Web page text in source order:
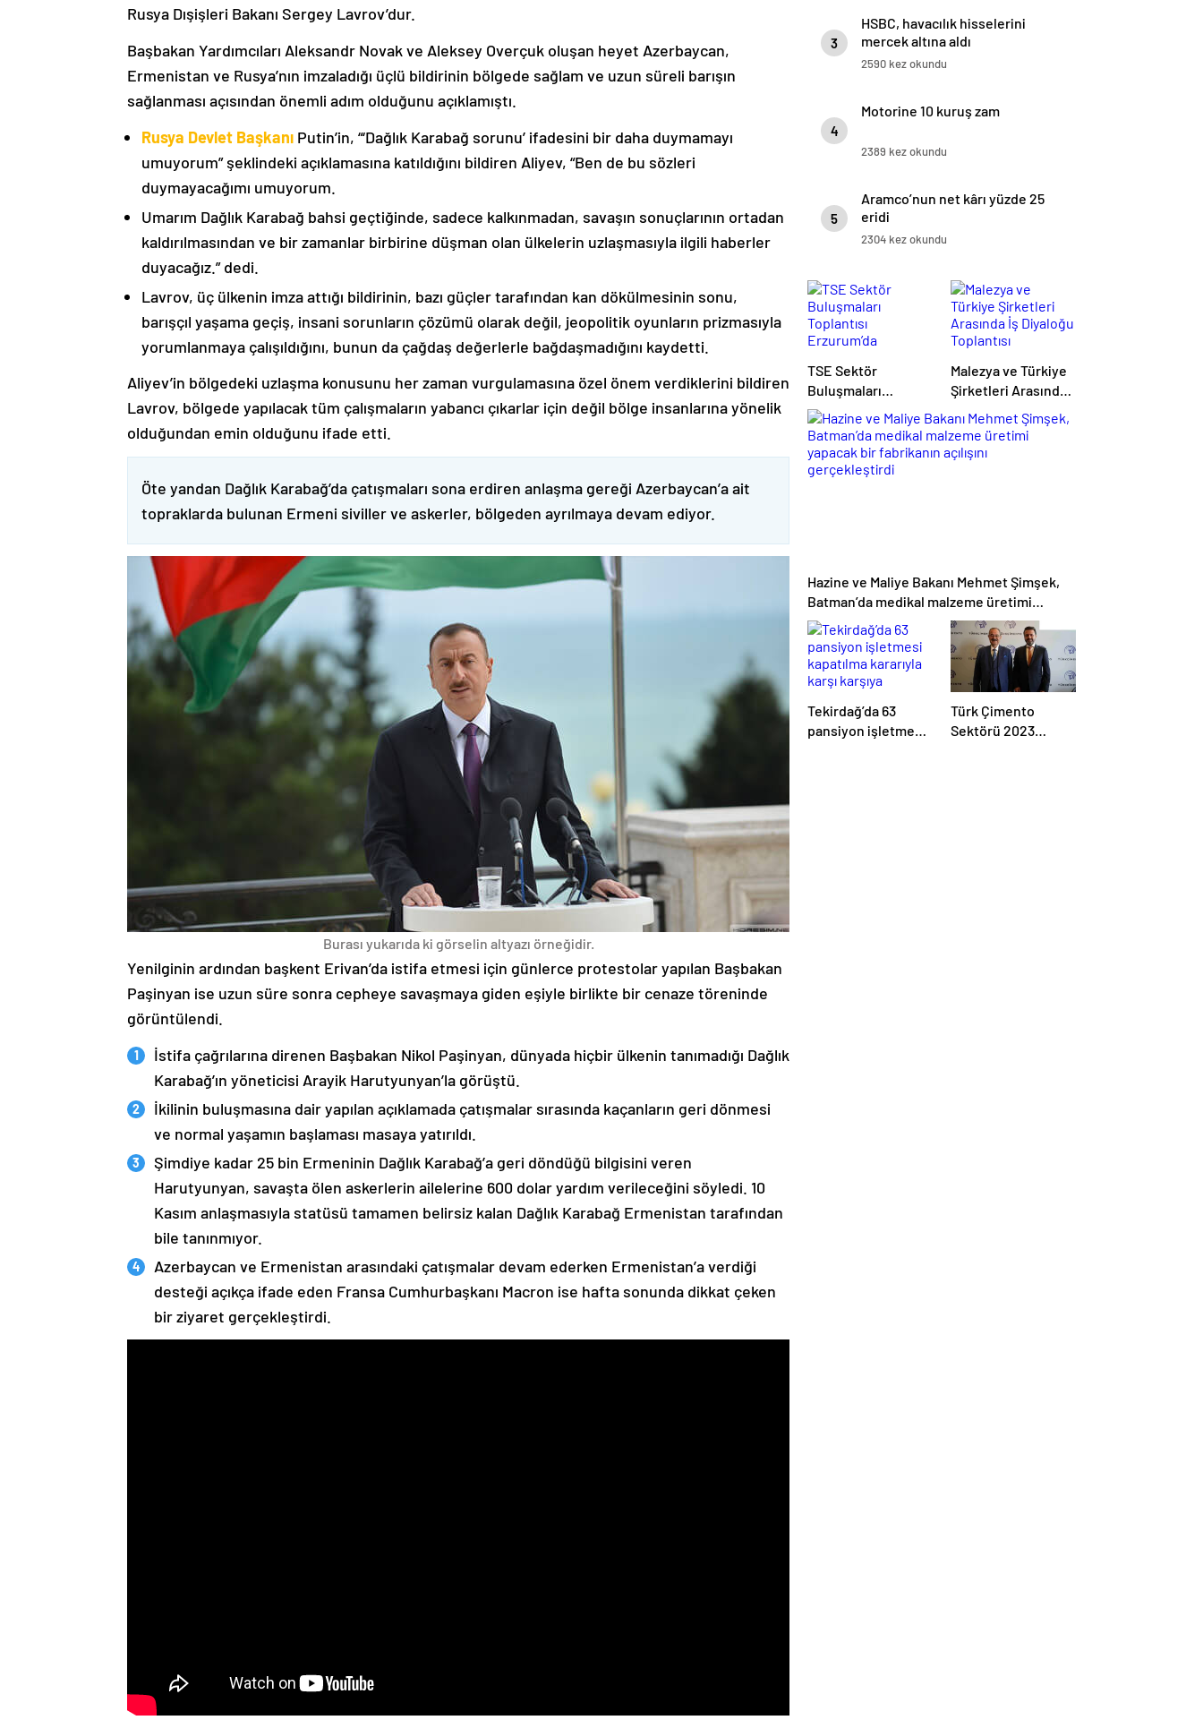
Rusya Dışişleri Bakanı Sergey Lavrov’dur.
Başbakan Yardımcıları Aleksandr Novak ve Aleksey Overçuk oluşan heyet Azerbaycan,
Ermenistan ve Rusya’nın imzaladığı üçlü bildirinin bölgede sağlam ve uzun süreli barışın
sağlanması açısından önemli adım olduğunu açıklamıştı.
Rusya Devlet Başkanı Putin’in, “‘Dağlık Karabağ sorunu’ ifadesini bir daha duymamayı
umuyorum” şeklindeki açıklamasına katıldığını bildiren Aliyev, “Ben de bu sözleri
duymayacağımı umuyorum.
Umarım Dağlık Karabağ bahsi geçtiğinde, sadece kalkınmadan, savaşın sonuçlarının ortadan
kaldırılmasından ve bir zamanlar birbirine düşman olan ülkelerin uzlaşmasıyla ilgili haberler
duyacağız.” dedi.
Lavrov, üç ülkenin imza attığı bildirinin, bazı güçler tarafından kan dökülmesinin sonu,
barışçıl yaşama geçiş, insani sorunların çözümü olarak değil, jeopolitik oyunların prizmasıyla
yorumlanmaya çalışıldığını, bunun da çağdaş değerlerle bağdaşmadığını kaydetti.
Aliyev’in bölgedeki uzlaşma konusunu her zaman vurgulamasına özel önem verdiklerini bildiren
Lavrov, bölgede yapılacak tüm çalışmaların yabancı çıkarlar için değil bölge insanlarına yönelik
olduğundan emin olduğunu ifade etti.
Öte yandan Dağlık Karabağ’da çatışmaları sona erdiren anlaşma gereği Azerbaycan’a ait
topraklarda bulunan Ermeni siviller ve askerler, bölgeden ayrılmaya devam ediyor.
Burası yukarıda ki görselin altyazı örneğidir.
Yenilginin ardından başkent Erivan’da istifa etmesi için günlerce protestolar yapılan Başbakan
Paşinyan ise uzun süre sonra cepheye savaşmaya giden eşiyle birlikte bir cenaze töreninde
görüntülendi.
İstifa çağrılarına direnen Başbakan Nikol Paşinyan, dünyada hiçbir ülkenin tanımadığı Dağlık
Karabağ’ın yöneticisi Arayik Harutyunyan’la görüştü.
İkilinin buluşmasına dair yapılan açıklamada çatışmalar sırasında kaçanların geri dönmesi
ve normal yaşamın başlaması masaya yatırıldı.
Şimdiye kadar 25 bin Ermeninin Dağlık Karabağ’a geri döndüğü bilgisini veren
Harutyunyan, savaşta ölen askerlerin ailelerine 600 dolar yardım verileceğini söyledi. 10
Kasım anlaşmasıyla statüsü tamamen belirsiz kalan Dağlık Karabağ Ermenistan tarafından
bile tanınmıyor.
Azerbaycan ve Ermenistan arasındaki çatışmalar devam ederken Ermenistan’a verdiği
desteği açıkça ifade eden Fransa Cumhurbaşkanı Macron ise hafta sonunda dikkat çeken
bir ziyaret gerçekleştirdi.
3
HSBC, havacılık hisselerini
mercek altına aldı
2590 kez okundu
4
Motorine 10 kuruş zam
2389 kez okundu
5
Aramco’nun net kârı yüzde 25
eridi
2304 kez okundu
TSE Sektör
Buluşmaları
Toplantısı
Erzurum’da
Gerçekleştirildi
Malezya ve Türkiye
Şirketleri Arasında
İş Diyaloğu
Toplantısı
Gerçekleştirildi
Hazine ve Maliye Bakanı Mehmet Şimşek,
Batman’da medikal malzeme üretimi
yapacak bir fabrikanın açılışını
gerçekleştirdi
Tekirdağ’da 63
pansiyon işletmesi
Türk Çimento
Sektörü 2023